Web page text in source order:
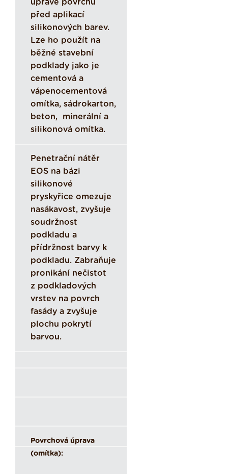
úpravě povrchu
před aplikací
silikonových barev.
Lze ho použít na
běžné stavební
podklady jako je
cementová a
vápenocementová
omítka, sádrokarton,
beton, minerální a
silikonová omítka.
Penetrační nátěr
EOS na bázi
silikonové
pryskyřice omezuje
nasákavost, zvyšuje
soudržnost
podkladu a
přídržnost barvy k
podkladu. Zabraňuje
pronikání nečistot
z podkladových
vrstev na povrch
fasády a zvyšuje
plochu pokrytí
barvou.
Povrchová úprava
(omítka):